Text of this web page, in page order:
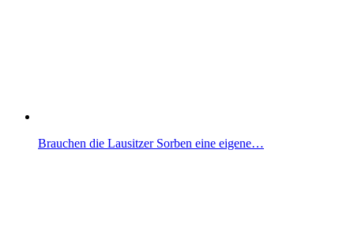
Brauchen die Lausitzer Sorben eine eigene…